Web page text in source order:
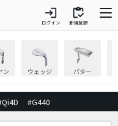
login
ログイン
inventory
新規登録
ン ウェッジ パター
#G440